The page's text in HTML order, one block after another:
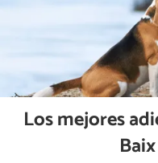
Los mejores